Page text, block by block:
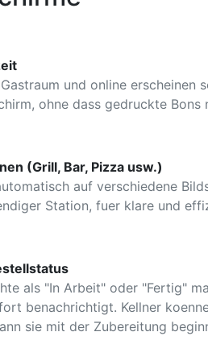
und online erscheinen
ohne dass gedruckte Bons
(Grill, Bar, Pizza usw.)
auf verschiedene
Station, fuer klare und
als "In Arbeit" oder "Fertig"
benachrichtigt. Kellner
sie mit der Zubereitung